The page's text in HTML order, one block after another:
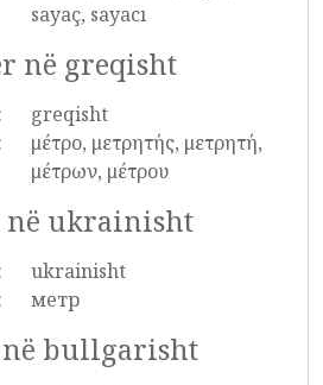
sayaç, sayacı
në greqisht
greqisht
μέτρο, μετρητής, μετρητή,
μέτρων, μέτρου
në ukrainisht
ukrainisht
метр
bullgarisht